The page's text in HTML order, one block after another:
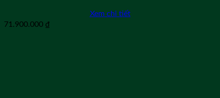
Xem chi tiết
71.900.000 ₫